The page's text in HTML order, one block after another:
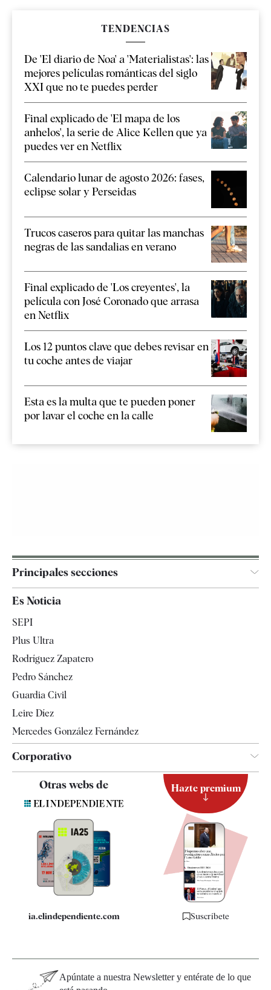
TENDENCIAS
De 'El diario de Noa' a 'Materialistas': las
mejores películas románticas del siglo
XXI que no te puedes perder
Final explicado de 'El mapa de los
anhelos', la serie de Alice Kellen que ya
puedes ver en Netflix
Calendario lunar de agosto 2026: fases,
eclipse solar y Perseidas
Trucos caseros para quitar las manchas
negras de las sandalias en verano
Final explicado de 'Los creyentes', la
película con José Coronado que arrasa
en Netflix
Los 12 puntos clave que debes revisar en
tu coche antes de viajar
Esta es la multa que te pueden poner
por lavar el coche en la calle
Principales secciones
Televisión
Es Noticia
SEPI
Plus Ultra
Rodríguez Zapatero
Pedro Sánchez
Guardia Civil
Leire Díez
Mercedes González Fernández
Corporativo
Quiénes somos
Especificaciones
Otras webs de
ia.elindependiente.com
Hazte premium
Suscríbete
Apúntate a nuestra Newsletter y entérate de lo que